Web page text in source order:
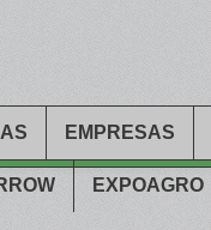
EMPRESAS
EXPOAGRO